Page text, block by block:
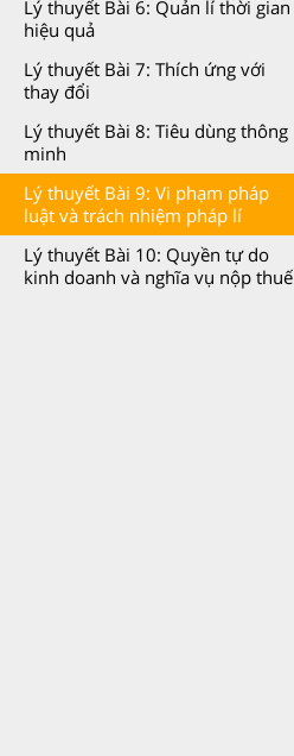
Lý thuyết Bài 6: Quản lí thời gian
hiệu quả
Lý thuyết Bài 7: Thích ứng với
thay đổi
Lý thuyết Bài 8: Tiêu dùng thông
minh
Lý thuyết Bài 9: Vi phạm pháp
luật và trách nhiệm pháp lí
Lý thuyết Bài 10: Quyền tự do
kinh doanh và nghĩa vụ nộp thuế